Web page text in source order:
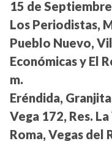
15 de
Los Periodistas,
Pueblo Nuevo,
Económicas y El
m.
Eréndida,
Vega 172, Res.
Roma, Vegas del